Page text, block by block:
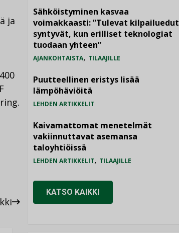
ja
Sähköistyminen kasvaa
voimakkaasti: ”Tulevat kilpailuedut
syntyvät, kun erilliset teknologiat
tuodaan yhteen”
AJANKOHTAISTA, TILAAJILLE
Puutteellinen eristys lisää
lämpöhäviöitä
LEHDEN ARTIKKELIT
Kaivamattomat menetelmät
vakiinnuttavat asemansa
taloyhtiöissä
LEHDEN ARTIKKELIT, TILAAJILLE
KATSO KAIKKI